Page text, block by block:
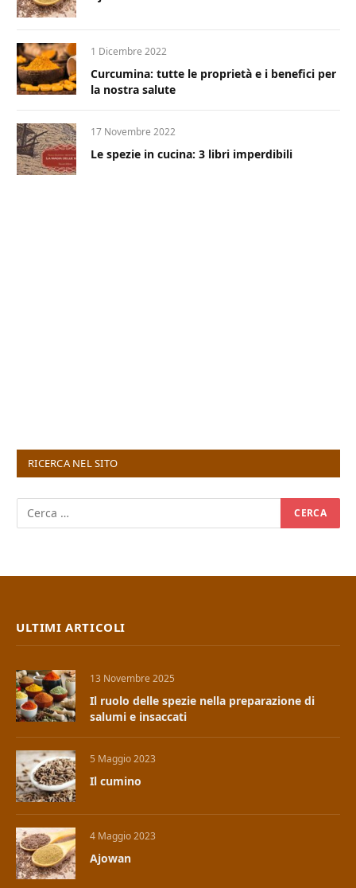
1 Dicembre 2022
Curcumina: tutte le proprietà e i benefici per
la nostra salute
17 Novembre 2022
Le spezie in cucina: 3 libri imperdibili
RICERCA NEL SITO
ULTIMI ARTICOLI
13 Novembre 2025
Il ruolo delle spezie nella preparazione di
salumi e insaccati
5 Maggio 2023
Il cumino
4 Maggio 2023
Ajowan